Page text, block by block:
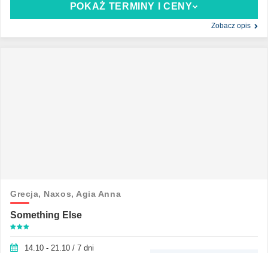
POKAŻ TERMINY I CENY
Zobacz opis
Grecja, Naxos, Agia Anna
Something Else
14.10 - 21.10 / 7 dni